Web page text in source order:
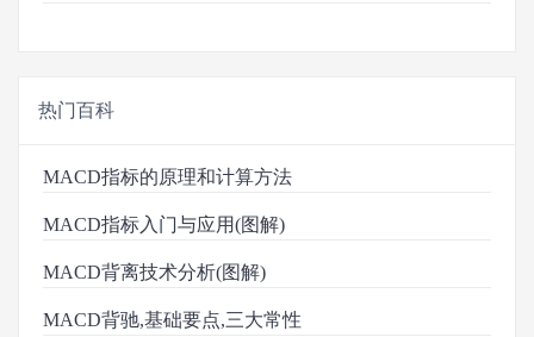
热门百科
MACD指标的原理和计算方法
MACD指标入门与应用(图解)
MACD背离技术分析(图解)
MACD背驰,基础要点,三大常性